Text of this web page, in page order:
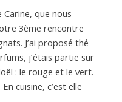
Carine, que nous
3ème rencontre
J’ai proposé thé
j’étais partie sur
: le rouge et le vert.
cuisine, c’est elle